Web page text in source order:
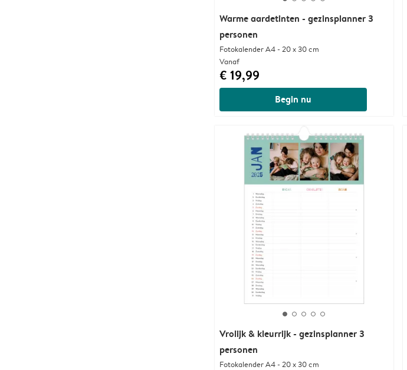
Warme aardetinten - gezinsplanner 3
personen
Fotokalender A4 - 20 x 30 cm
Vanaf
€ 19,99
Begin nu
Vrolijk & kleurrijk - gezinsplanner 3
personen
Fotokalender A4 - 20 x 30 cm